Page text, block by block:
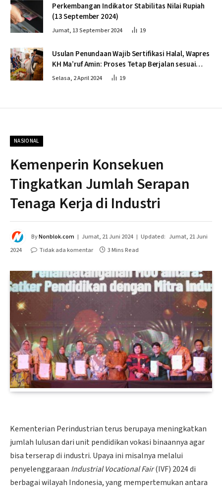
Perkembangan Indikator Stabilitas Nilai Rupiah
(13 September 2024)
Jumat, 13 September 2024 19
Usulan Penundaan Wajib Sertifikasi Halal, Wapres
KH Ma’ruf Amin: Proses Tetap Berjalan sesuai
Penahapan
Selasa, 2 April 2024 19
NASIONAL
Kemenperin Konsekuen
Tingkatkan Jumlah Serapan
Tenaga Kerja di Industri
ByNonblok.com Jumat, 21 Juni 2024 Updated: Jumat, 21 Juni
2024
Tidak ada komentar 3 Mins Read
Kementerian Perindustrian terus berupaya meningkatkan
jumlah lulusan dari unit pendidikan vokasi binaannya agar
bisa terserap di industri. Upaya ini misalnya melalui
penyelenggaraan Industrial Vocational Fair(IVF) 2024 di
berbagai wilayah Indonesia, yang mempertemukan antara